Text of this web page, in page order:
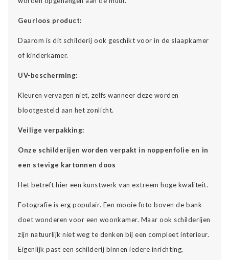
Geurloos product:
Daarom is dit schilderij ook geschikt voor in de slaapkamer
of kinderkamer.
UV-bescherming:
Kleuren vervagen niet, zelfs wanneer deze worden
blootgesteld aan het zonlicht.
Veilige verpakking:
Onze schilderijen worden verpakt in noppenfolie en in
een stevige kartonnen doos
Het betreft hier een kunstwerk van extreem hoge kwaliteit.
Fotografie is erg populair. Een mooie foto boven de bank
doet wonderen voor een woonkamer. Maar ook schilderijen
zijn natuurlijk niet weg te denken bij een compleet interieur.
Eigenlijk past een schilderij binnen iedere inrichting,